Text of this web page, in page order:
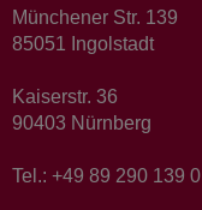
Münchener Str. 139
85051 Ingolstadt
Kaiserstr. 36
90403 Nürnberg
Tel.: +49 89 290 139 0